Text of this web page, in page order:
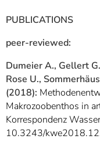
PUBLICATIONS
peer-reviewed:
Dumeier A., Gellert
Rose U.,
(2018):
Makrozoobenthos in
Korrespondenz
10.3243/